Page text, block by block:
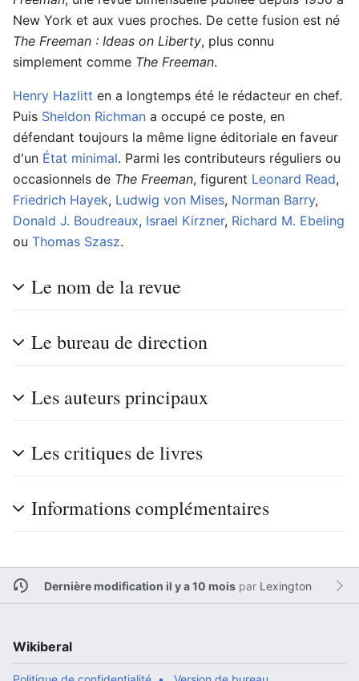
New York et aux vues proches. De cette fusion est né
The Freeman : Ideas on Liberty, plus connu
simplement comme The Freeman.
Henry Hazlitt en a longtemps été le rédacteur en chef.
Puis Sheldon Richman a occupé ce poste, en
défendant toujours la même ligne éditoriale en faveur
d'un État minimal. Parmi les contributeurs réguliers ou
occasionnels de The Freeman, figurent Leonard Read,
Friedrich Hayek, Ludwig von Mises, Norman Barry,
Donald J. Boudreaux, Israel Kirzner, Richard M. Ebeling
ou Thomas Szasz.
Le nom de la revue
Le bureau de direction
Les auteurs principaux
Les critiques de livres
Informations complémentaires
Dernière modification il y a 10 moispar Lexington
Wikiberal